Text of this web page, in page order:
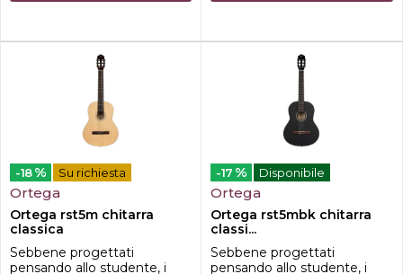
-18 % Su richiesta
Ortega
Ortega rst5m chitarra
classica
Sebbene progettati
pensando allo studente, i
-17 % Disponibile
Ortega
Ortega rst5mbk chitarra
classi...
Sebbene progettati
pensando allo studente, i